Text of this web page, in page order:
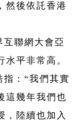
然後依託香港
聯網大會亞
平非常高。
：“我們其實
這幾年我們也
，陸續也加入